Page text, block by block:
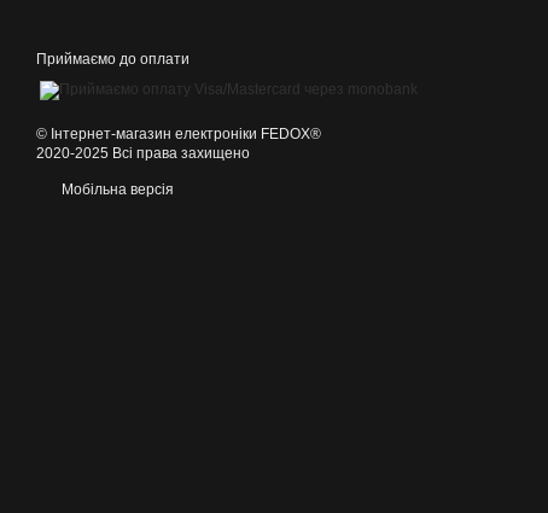
Приймаємо до оплати
©️ Інтернет-магазин електроніки FEDOX®
2020-2025 Всі права захищено
Мобільна версія